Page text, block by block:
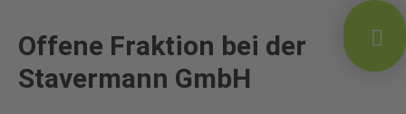
Offene Fraktion bei der
Stavermann GmbH